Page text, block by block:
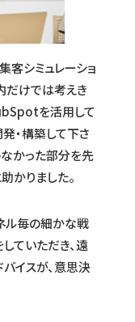
客シミュレーショ
だけでは考えき
を活用して
・構築して下さ
かった部分を先
かりました。
ル毎の細かな戦
ていただき、遠
イスが、意思決